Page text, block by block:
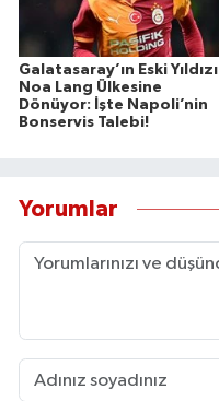
Galatasaray’ın Eski Yıldızı
Noa Lang Ülkesine
Dönüyor: İşte Napoli’nin
Bonservis Talebi!
Yorumlar